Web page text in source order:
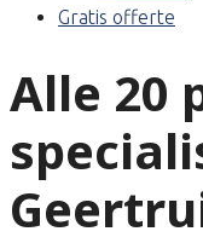
Gratis offerte
Alle 20